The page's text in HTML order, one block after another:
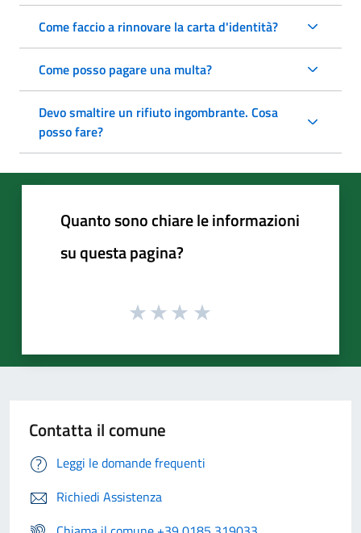
Come faccio a rinnovare la carta d'identità?
Come posso pagare una multa?
Devo smaltire un rifiuto ingombrante. Cosa
posso fare?
Quanto sono chiare le informazioni
su questa pagina?
Contatta il comune
Leggi le domande frequenti
Richiedi Assistenza